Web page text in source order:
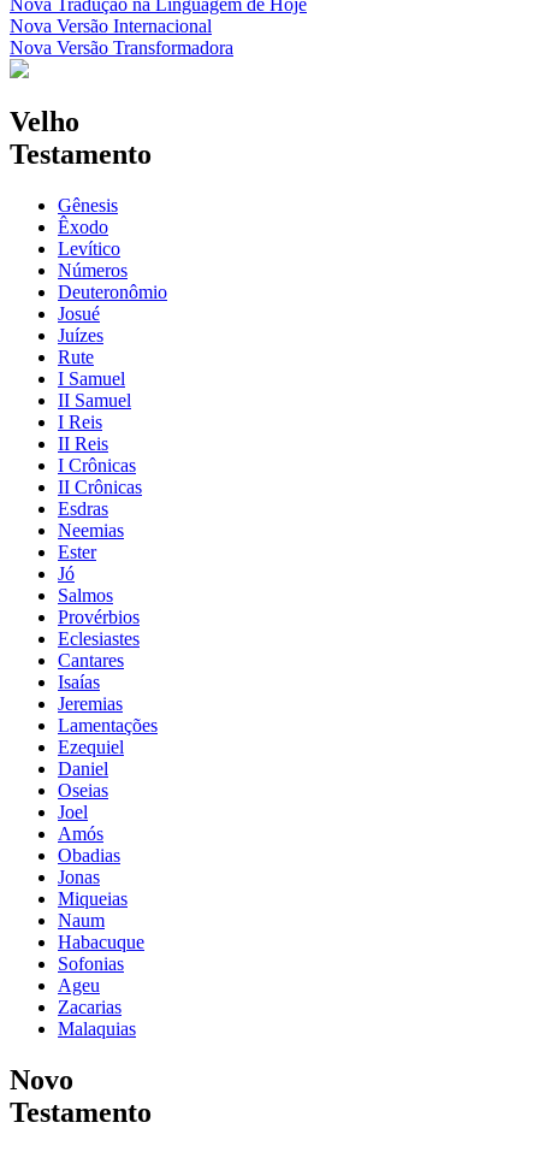
Nova Versão Internacional
Nova Versão Transformadora
Velho
Testamento
Gênesis
Êxodo
Levítico
Números
Deuteronômio
Josué
Juízes
Rute
I Samuel
II Samuel
I Reis
II Reis
I Crônicas
II Crônicas
Esdras
Neemias
Ester
Jó
Salmos
Provérbios
Eclesiastes
Cantares
Isaías
Jeremias
Lamentações
Ezequiel
Daniel
Oseias
Joel
Amós
Obadias
Jonas
Miqueias
Naum
Habacuque
Sofonias
Ageu
Zacarias
Malaquias
Novo
Testamento